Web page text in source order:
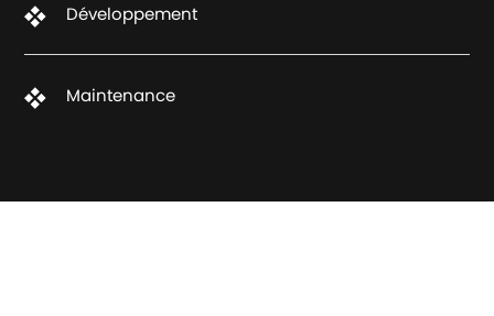
Développement
Maintenance